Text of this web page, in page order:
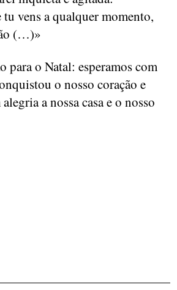
vens a qualquer momento,
(…)»
para o Natal: esperamos com
o nosso coração e
a nossa casa e o nosso